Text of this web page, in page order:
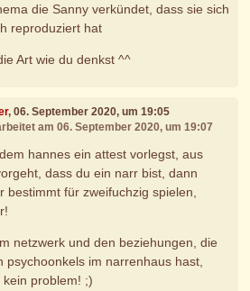
die Sanny verkündet, dass sie sich
reproduziert hat
Art wie du denkst ^^
, 06. September 2020, um 19:05
am 06. September 2020, um 19:07
hannes ein attest vorlegst, aus
dass du ein narr bist, dann
bestimmt für zweifuchzig spielen,
netzwerk und den beziehungen, die
psychoonkels im narrenhaus hast,
kein problem! ;)